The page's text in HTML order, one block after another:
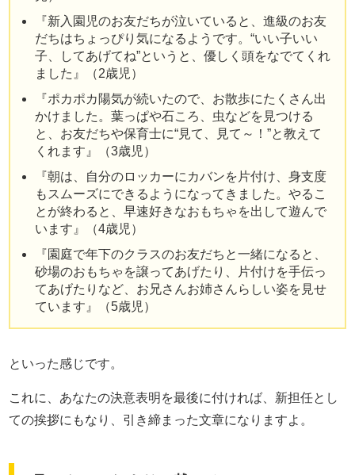
『新入園児のお友だちが泣いていると、進級のお友
だちはちょっぴり気になるようです。“いい子いい
子、してあげてね”というと、優しく頭をなでてくれ
ました』（2歳児）
『ポカポカ陽気が続いたので、お散歩にたくさん出
かけました。葉っぱや石ころ、虫などを見つける
と、お友だちや保育士に“見て、見て～！”と教えて
くれます』（3歳児）
『朝は、自分のロッカーにカバンを片付け、身支度
もスムーズにできるようになってきました。やるこ
とが終わると、早速好きなおもちゃを出して遊んで
います』（4歳児）
『園庭で年下のクラスのお友だちと一緒になると、
砂場のおもちゃを譲ってあげたり、片付けを手伝っ
てあげたりなど、お兄さんお姉さんらしい姿を見せ
ています』（5歳児）
といった感じです。
これに、あなたの決意表明を最後に付ければ、新担任とし
ての挨拶にもなり、引き締まった文章になりますよ。